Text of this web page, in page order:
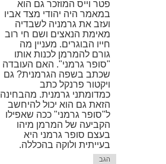
פטר וייס המוזכר גם הוא
במאמר היה יהודי מצד אביו
ועזב את גרמניה לשבדיה
מאימת הנאצים ושם חי רוב
חייו הבוגרים. מעניין מה
גורם להמרמן לכנות אותו
"סופר גרמני". האם העובדה
שכתב בשפה הגרמנית? גם
ויקטור פרנקל כתב
כמדומתני גרמנית. מהבחינה
הזאת גם הוא יכול להיחשב
ל"סופר גרמני" ככה שאפילו
הקביעה של המרמן מיהו
בעצם סופר גרמני היא
בעייתית ולוקה בהכללה.
הגב